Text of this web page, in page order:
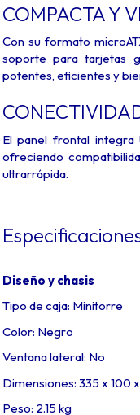
COMPACTA Y
Con su formato
soporte para tarjetas
potentes, eficientes y
El panel frontal integra
ofreciendo
ultrarrápida.
Diseño y chasis
Tipo de caja: Minitorre
Color: Negro
Ventana lateral: No
Dimensiones: 335 x 100
Peso: 2.15 kg